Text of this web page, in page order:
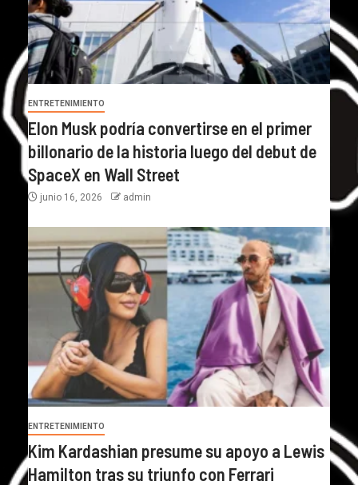
ENTRETENIMIENTO
Elon Musk podría convertirse en el primer
billonario de la historia luego del debut de
SpaceX en Wall Street
junio 16, 2026 admin
ENTRETENIMIENTO
Kim Kardashian presume su apoyo a Lewis
Hamilton tras su triunfo con Ferrari